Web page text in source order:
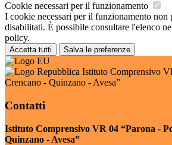
Cookie necessari per il funzionamento
I cookie necessari per il funzionamento non
disabilitati. È possibile consultare l'elenco
policy.
Accetta tutti Salva le preferenze
Istituto Comprensivo
Crencano - Quinzano - Avesa”
Contatti
Istituto Comprensivo VR 04 “Parona -
Quinzano - Avesa”